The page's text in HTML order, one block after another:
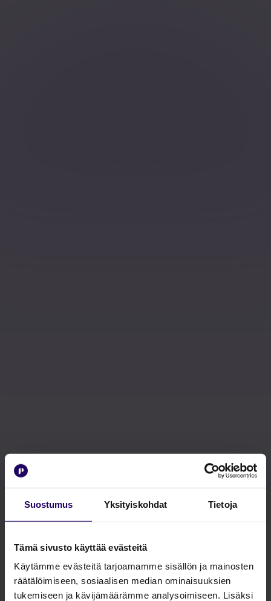
Suostumus Yksityiskohdat Tietoja
Tämä sivusto käyttää evästeitä
Käytämme evästeitä tarjoamamme sisällön ja mainosten
räätälöimiseen, sosiaalisen median ominaisuuksien
tukemiseen ja kävijämäärämme analysoimiseen. Lisäksi